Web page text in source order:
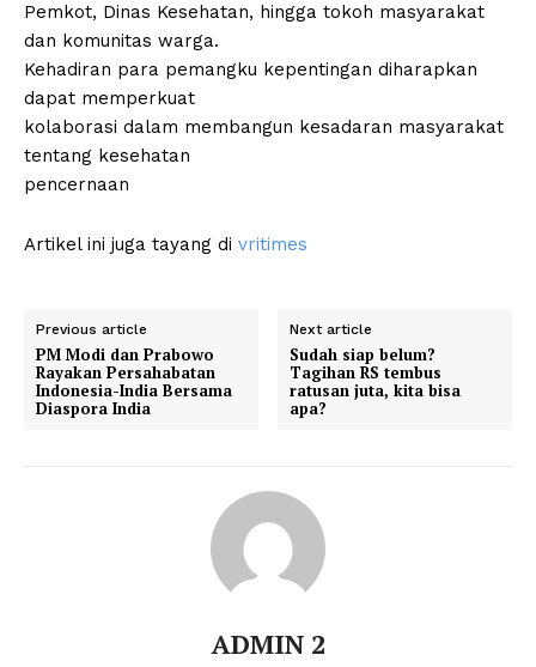
Pemkot, Dinas Kesehatan, hingga tokoh masyarakat
dan komunitas warga.
Kehadiran para pemangku kepentingan diharapkan
dapat memperkuat
kolaborasi dalam membangun kesadaran masyarakat
tentang kesehatan
pencernaan
Artikel ini juga tayang di vritimes
Previous article
PM Modi dan Prabowo
Rayakan Persahabatan
Indonesia-India Bersama
Diaspora India
Next article
Sudah siap belum?
Tagihan RS tembus
ratusan juta, kita bisa
apa?
ADMIN 2